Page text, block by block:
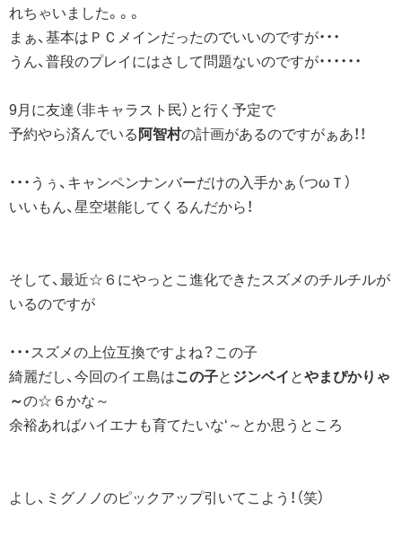
れちゃいました。。。
まぁ、基本はＰＣメインだったのでいいのですが・・・
うん、普段のプレイにはさして問題ないのですが・・・・・・
9月に友達（非キャラスト民）と行く予定で
予約やら済んでいる阿智村の計画があるのですがぁあ！！
・・・うぅ、キャンペンナンバーだけの入手かぁ（つωＴ）
いいもん、星空堪能してくるんだから！
そして、最近☆６にやっとこ進化できたスズメのチルチルが
いるのですが
・・・スズメの上位互換ですよね？この子
綺麗だし、今回のイエ島はこの子とジンベイとやまぴかりゃ
～の☆６かな～
余裕あればハイエナも育てたいな‘～とか思うところ
よし、ミグノノのピックアップ引いてこよう！（笑）